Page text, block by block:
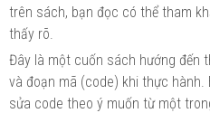
trên sách, bạn đọc có thể tham
thấy rõ.
Đây là một cuốn sách hướng đến
và đoạn mã (code) khi thực hành.
sửa code theo ý muốn từ một